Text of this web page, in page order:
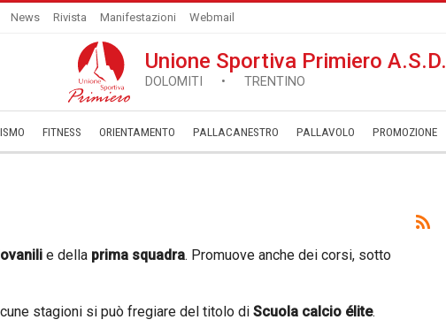
News Rivista Manifestazioni Webmail
Unione Sportiva Primiero A.S.D.
DOLOMITI • TRENTINO
FITNESS ORIENTAMENTO PALLACANESTRO PALLAVOLO ­PROMOZIONE
e della prima squadra. Promuove anche dei corsi, sotto
stagioni si può fregiare del titolo di Scuola calcio élite.